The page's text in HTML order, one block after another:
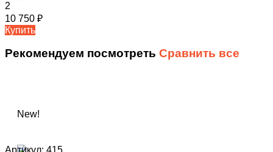
2
10 750 ₽
Купить
Рекомендуем посмотреть Сравнить все
New!